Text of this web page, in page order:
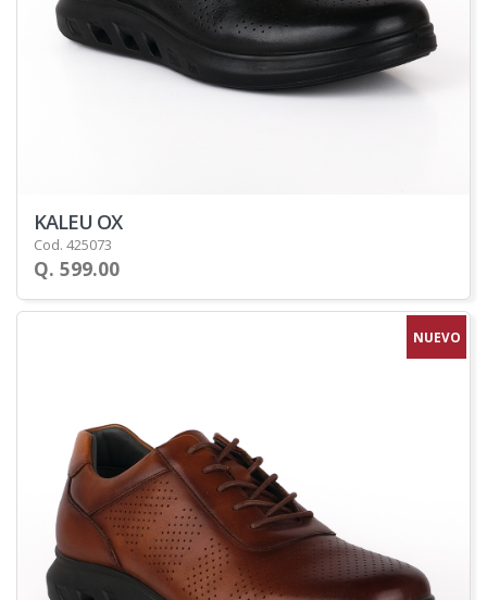
KALEU OX
Cod. 425073
Q. 599.00
NUEVO